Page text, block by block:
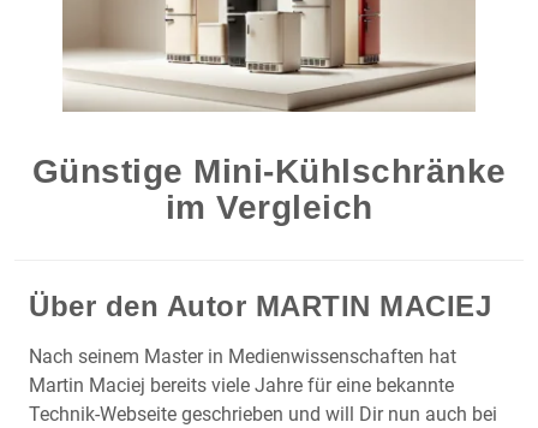
Günstige Mini-Kühlschränke
im Vergleich
Über den Autor MARTIN MACIEJ
Nach seinem Master in Medienwissenschaften hat
Martin Maciej bereits viele Jahre für eine bekannte
Technik-Webseite geschrieben und will Dir nun auch bei